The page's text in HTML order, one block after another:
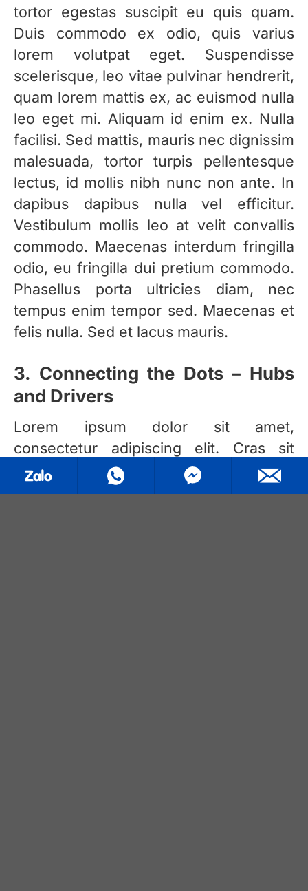
tortor egestas suscipit eu quis quam.
Duis commodo ex odio, quis varius
lorem volutpat eget. Suspendisse
scelerisque, leo vitae pulvinar hendrerit,
quam lorem mattis ex, ac euismod nulla
leo eget mi. Aliquam id enim ex. Nulla
facilisi. Sed mattis, mauris nec dignissim
malesuada, tortor turpis pellentesque
lectus, id mollis nibh nunc non ante. In
dapibus dapibus nulla vel efficitur.
Vestibulum mollis leo at velit convallis
commodo. Maecenas interdum fringilla
odio, eu fringilla dui pretium commodo.
Phasellus porta ultricies diam, nec
tempus enim tempor sed. Maecenas et
felis nulla. Sed et lacus mauris.
3. Connecting the Dots – Hubs
and Drivers
Lorem ipsum dolor sit amet,
consectetur adipiscing elit. Cras sit
amet varius metus, ut semper sapien.
Ut lobortis dapibus metus.